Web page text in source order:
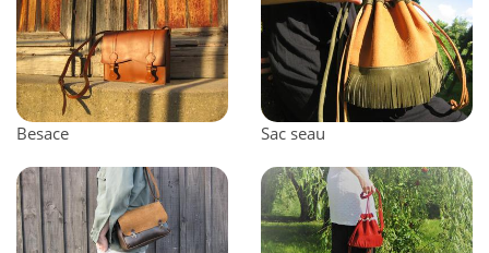
Besace Sac seau